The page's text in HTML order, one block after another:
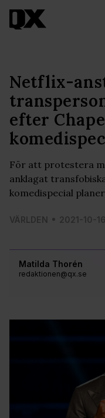
Matilda Thorén
redaktionen@qx.se
Netflix-
efter
För att protestera
anklagat
komedispecial
VÄRLDEN 2021-10-16